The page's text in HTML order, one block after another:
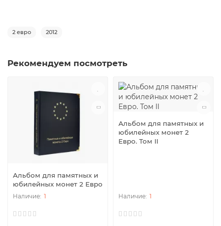
2 евро 2012
Рекомендуем посмотреть
Альбом для памятных и
юбилейных монет 2 Евро
1
Альбом для памятных и
юбилейных монет 2
Евро. Том II
1